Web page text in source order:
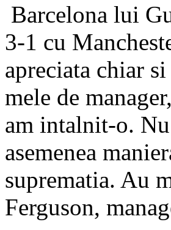
Barcelona lui
3-1 cu
apreciata chiar
mele de
am intalnit-o.
asemenea
suprematia. Au
Ferguson,